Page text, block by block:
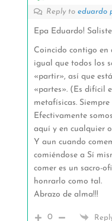
Reply to eduardo
Epa Eduardo!
Coincido contigo en
igual que todos los
«partir», así que
«partes». (Es difícil
metafísicas.
Efectivamente
aquí y en cualquier
Y aun cuando
comiéndose a Sí
comer es un sacro-
honrarlo como tal.
Abrazo de alma!!!
0